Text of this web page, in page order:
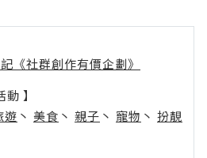
《社群創作有價企劃》
】
遊 丶 美食 丶 親子 丶 寵物 丶 扮靚